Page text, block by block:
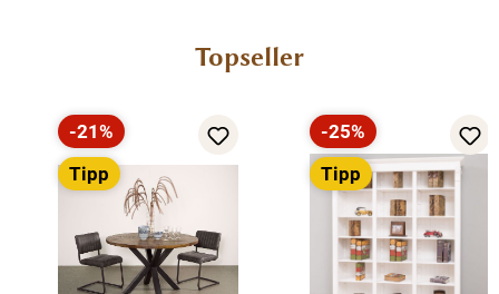
Produktgalerie überspringen
Topseller
Rabatt
-21%
Tipp
Rabatt
-25%
Tipp